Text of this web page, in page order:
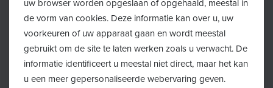
Drie handdoeken
Luier(s)
Een neutrale babyolie, bv. amandelolie
uw browser worden opgeslaan of opgehaald, meestal in
de vorm van cookies. Deze informatie kan over u, uw
voorkeuren of uw apparaat gaan en wordt meestal
gebruikt om de site te laten werken zoals u verwacht. De
informatie identificeert u meestal niet direct, maar het kan
u een meer gepersonaliseerde webervaring geven.